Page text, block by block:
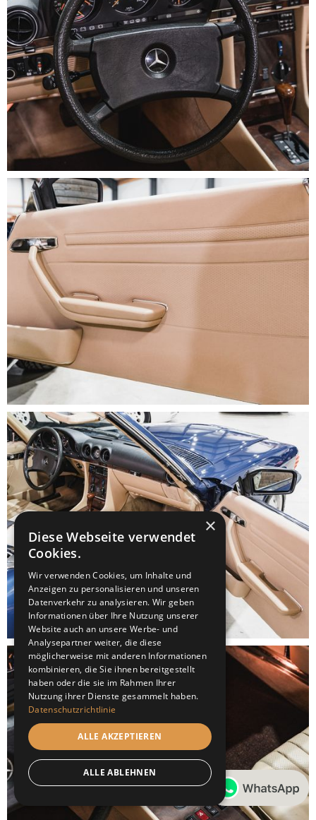
×
Diese Webseite verwendet
Cookies.
Wir verwenden Cookies, um Inhalte und
Anzeigen zu personalisieren und unseren
Datenverkehr zu analysieren. Wir geben
Informationen über Ihre Nutzung unserer
Website auch an unsere Werbe- und
Analysepartner weiter, die diese
möglicherweise mit anderen Informationen
kombinieren, die Sie ihnen bereitgestellt
haben oder die sie im Rahmen Ihrer
Nutzung ihrer Dienste gesammelt haben.
Datenschutzrichtlinie
ALLE AKZEPTIEREN
ALLE ABLEHNEN